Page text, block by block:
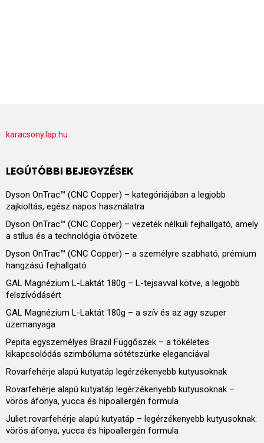
karacsony.lap.hu
LEGÚTÓBBI BEJEGYZÉSEK
Dyson OnTrac™ (CNC Copper) – kategóriájában a legjobb
zajkioltás, egész napos használatra
Dyson OnTrac™ (CNC Copper) – vezeték nélküli fejhallgató, amely
a stílus és a technológia ötvözete
Dyson OnTrac™ (CNC Copper) – a személyre szabható, prémium
hangzású fejhallgató
GAL Magnézium L-Laktát 180g – L-tejsavval kötve, a legjobb
felszívódásért
GAL Magnézium L-Laktát 180g – a szív és az agy szuper
üzemanyaga
Pepita egyszemélyes Brazil Függőszék – a tökéletes
kikapcsolódás szimbóluma sötétszürke eleganciával
Rovarfehérje alapú kutyatáp legérzékenyebb kutyusoknak
Rovarfehérje alapú kutyatáp legérzékenyebb kutyusoknak –
vörös áfonya, yucca és hipoallergén formula
Juliet rovarfehérje alapú kutyatáp – legérzékenyebb kutyusoknak:
vörös áfonya, yucca és hipoallergén formula